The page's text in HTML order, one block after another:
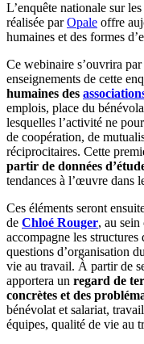
L’enquête nationale sur
réalisée parOpale offre
humaines et des formes
Ce webinaire s’ouvrira
enseignements de cette
humaines des
emplois, place du
lesquelles l’activité ne
de coopération, de
réciprocitaires. Cette
partir de données
tendances à l’œuvre dans
Ces éléments seront
de Chloé Rouger, au sein
accompagne les
questions d’organisation
vie au travail. À partir de
apportera un regard de
concrètes et des
bénévolat et salariat,
équipes, qualité de vie au